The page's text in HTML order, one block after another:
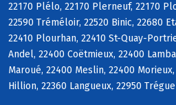
22170 Plélo, 22170 Plerneuf, 22170
22590 Tréméloir, 22520 Binic, 22680
22410 Plourhan, 22410 St-Quay-
Andel, 22400 Coëtmieux, 22400
Maroué, 22400 Meslin, 22400
Hillion, 22360 Langueux, 22950